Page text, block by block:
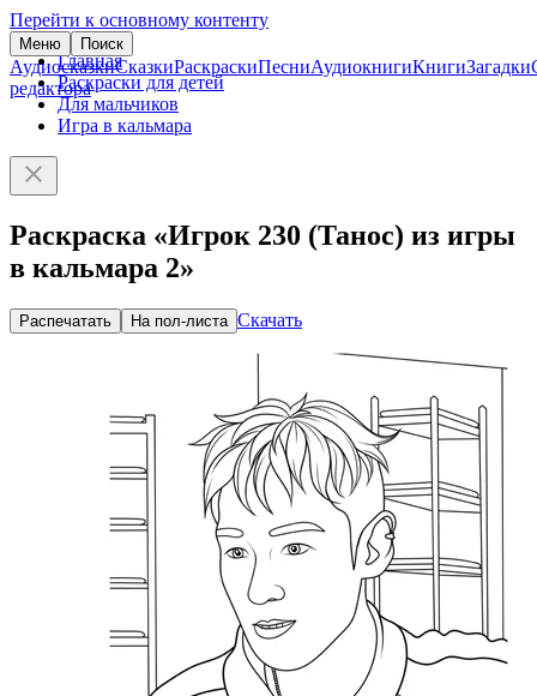
Перейти к основному контенту
Меню Поиск
АудиосказкиСказкиРаскраскиПесниАудиокнигиКнигиЗагадки
редактора
Главная
Раскраски для детей
Для мальчиков
Игра в кальмара
Раскраска «Игрок 230 (Танос) из игры
в кальмара 2»
Распечатать На пол-листа Скачать